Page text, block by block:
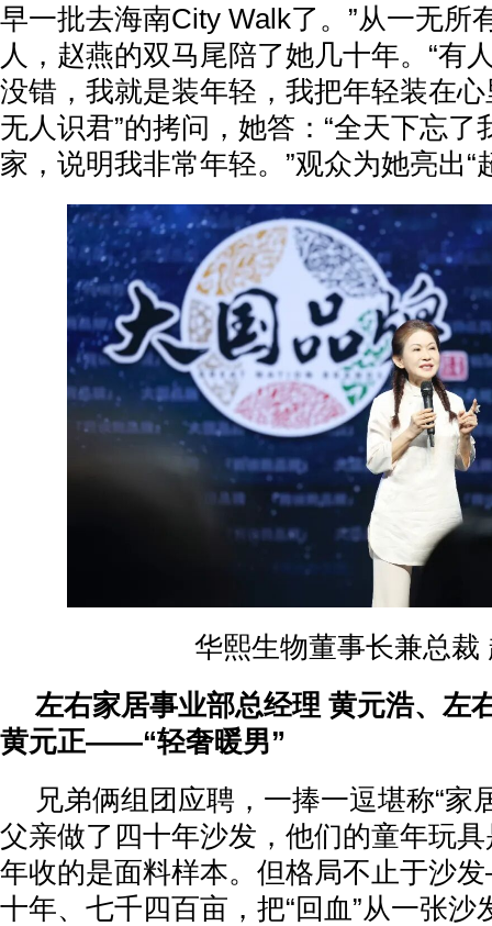
早一批去海南City Walk了。”从一无所
人，赵燕的双马尾陪了她几十年。“
没错，我就是装年轻，我把年轻装在心
无人识君”的拷问，她答：“全天下忘了
家，说明我非常年轻。”观众为她亮出“
华熙生物董事长兼总裁
左右家居事业部总经理 黄元浩、左
黄元正——“轻奢暖男”
兄弟俩组团应聘，一捧一逗堪称“家
父亲做了四十年沙发，他们的童年玩
年收的是面料样本。但格局不止于沙
十年、七千四百亩，把“回血”从一张沙